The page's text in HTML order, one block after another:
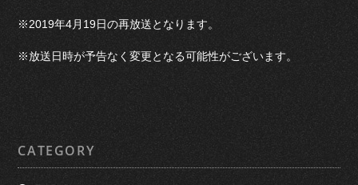
※2019年4月19日の再放送となります。
※放送日時が予告なく変更となる可能性がございます。
CATEGORY